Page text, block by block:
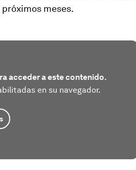
meses.
acceder a este contenido.
en su navegador.